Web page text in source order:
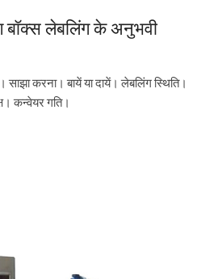
बॉक्स लेबलिंग के अनुभवी
करना। बायें या दायें। लेबलिंग स्थिति।
कन्वेयर गति।